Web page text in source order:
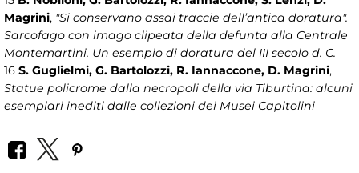
Magrini, "Si conservano assai traccie dell’antica doratura".
Sarcofago con imago clipeata della defunta alla Centrale
Montemartini. Un esempio di doratura del III secolo d. C.
16 S. Guglielmi, G. Bartolozzi, R. Iannaccone, D. Magrini,
Statue policrome dalla necropoli della via Tiburtina: alcuni
esemplari inediti dalle collezioni dei Musei Capitolini